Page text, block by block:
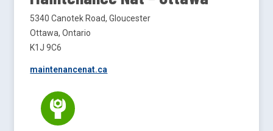
5340 Canotek Road, Gloucester
Ottawa, Ontario
K1J 9C6
maintenancenat.ca